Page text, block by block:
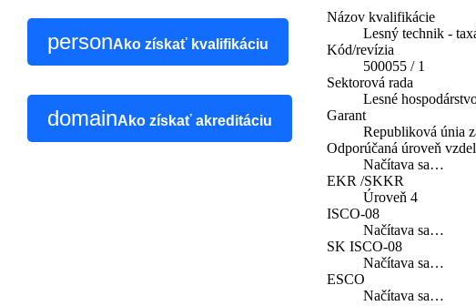
personAko získať kvalifikáciu
domainAko získať akreditáciu
Názov kvalifikácie
Lesný technik -
Kód/revízia
500055 / 1
Sektorová rada
Lesné
Garant
Republiková únia
Odporúčaná úroveň
Načítava sa…
EKR /SKKR
Úroveň 4
ISCO-08
Načítava sa…
SK ISCO-08
Načítava sa…
ESCO
Načítava sa…